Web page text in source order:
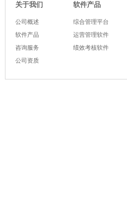
关于我们
公司概述
软件产品
咨询服务
公司资质
软件产品
综合管理平台
运营管理软件
绩效考核软件